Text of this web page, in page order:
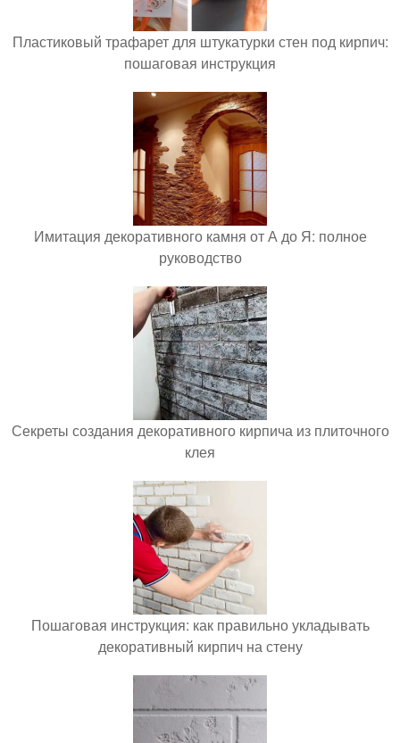
Пластиковый трафарет для штукатурки стен под кирпич:
пошаговая инструкция
Имитация декоративного камня от А до Я: полное
руководство
Секреты создания декоративного кирпича из плиточного
клея
Пошаговая инструкция: как правильно укладывать
декоративный кирпич на стену